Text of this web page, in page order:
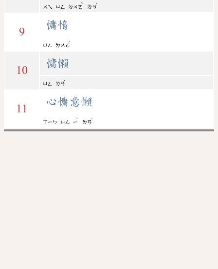
ㄨㄟ ㄩㄥ ㄉㄨㄛ
ˋ
ㄌㄢ
ˇ
9
慵惰
ㄩㄥ ㄉㄨㄛ
ˋ
10
慵懶
ㄩㄥ ㄌㄢ
ˇ
11
心慵意懶
ㄒㄧㄣ ㄩㄥ ㄧ
ˋ
ㄌㄢ
ˇ